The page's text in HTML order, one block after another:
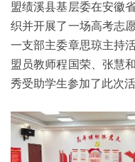
盟绩溪县基层委在安徽
织并开展了一场高考志
一支部主委章思琼主持
盟员教师程国荣、张慧
秀受助学生参加了此次活